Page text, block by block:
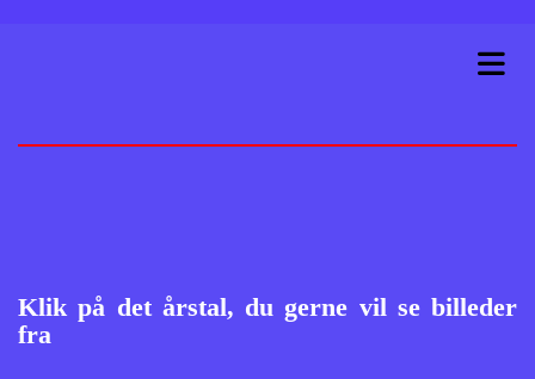
Klik på det årstal, du gerne vil se billeder
fra